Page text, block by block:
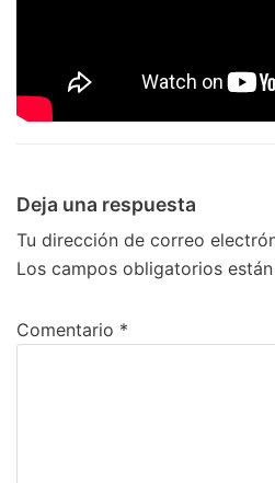
Deja una respuesta
Tu dirección de correo
Los campos obligatorios
Comentario *